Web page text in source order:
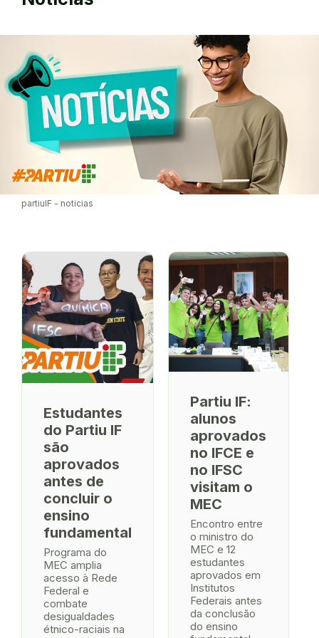
partiuIF - noticias
Estudantes
do Partiu IF
são
aprovados
antes de
concluir o
ensino
fundamental
Programa do
MEC amplia
acesso à Rede
Federal e
combate
desigualdades
étnico-raciais na
Partiu IF:
alunos
aprovados
no IFCE e
no IFSC
visitam o
MEC
Encontro entre
o ministro do
MEC e 12
estudantes
aprovados em
Institutos
Federais antes
da conclusão
do ensino